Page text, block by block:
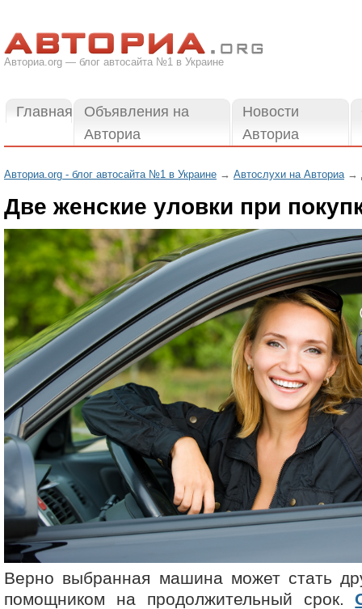
Авториа.org — блог автосайта №1 в Украине
Главная
Объявления на
Авториа
Новости
Авториа
Авториа.org - блог автосайта №1 в Украине → Автослухи на Авториа→
Две женские уловки при
Верно выбранная машина может стать
помощником на продолжительный срок.